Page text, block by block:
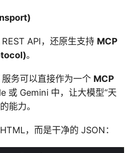
API，还原生支持 MCP
。
务可以直接作为一个 MCP
或 Gemini 中，让大模型“天
能力。
，而是干净的 JSON：